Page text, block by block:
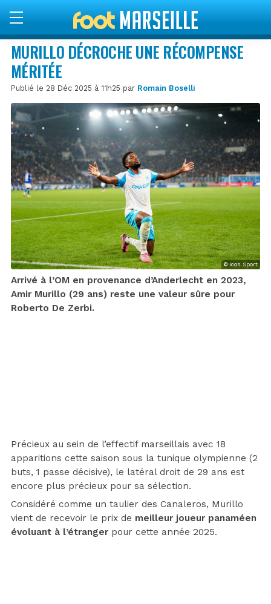
MURILLO DÉCROCHE UNE RÉCOMPENSE
MÉRITÉE
Publié le 28 Déc 2025 à 11h25 par Romain Boselli
© Icon Sport
Arrivé à l’OM en provenance d’Anderlecht en 2023,
Amir Murillo (29 ans) reste une valeur sûre pour
Roberto De Zerbi.
Précieux au sein de l’effectif marseillais avec 18
apparitions cette saison sous la tunique olympienne (2
buts, 1 passe décisive), le latéral droit de 29 ans est
encore plus précieux pour sa sélection.
Considéré comme un taulier des Canaleros, Murillo
vient de recevoir le prix de meilleur joueur panaméen
évoluant à l’étranger pour cette année 2025.